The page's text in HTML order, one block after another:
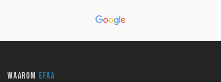
WAAROM EFAA